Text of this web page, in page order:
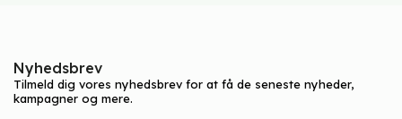
Nyhedsbrev
Tilmeld dig vores nyhedsbrev for at få de seneste nyheder,
kampagner og mere.